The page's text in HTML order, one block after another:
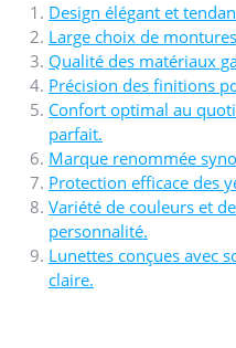
Design élégant et
Large choix de
Qualité des matériaux
Précision des finitions
Confort optimal au
parfait.
Marque renommée
Protection efficace des
Variété de couleurs et
personnalité.
Lunettes conçues avec
claire.